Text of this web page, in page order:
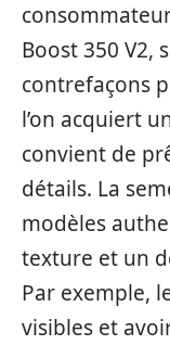
Boost 350 V2,
contrefaçons
l’on acquiert
convient de
détails. La
modèles
texture et un
Par exemple,
visibles et